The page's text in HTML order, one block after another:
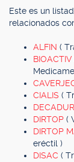
Este es un
relacionados
ALFIN (
CIALIS (
DIRTOP (
DIRTOP
eréctil )
DISAC (